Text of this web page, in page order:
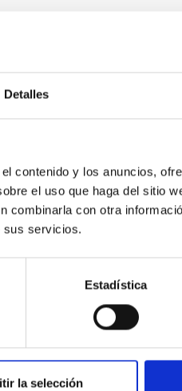
Detalles
contenido y los anuncios,
el uso que haga del sitio
combinarla con otra
sus servicios.
Estadística
la selección
PORTAL DEL IAC
Mapa web
Políticas de privacidad
Aviso legal